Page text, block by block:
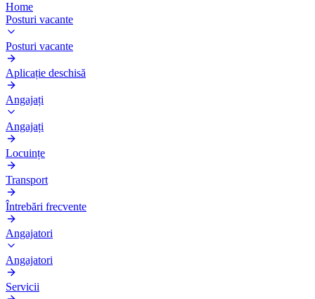
Home
Posturi vacante
Posturi vacante
Aplicație deschisă
Angajați
Angajați
Locuințe
Transport
Întrebări frecvente
Angajatori
Angajatori
Servicii